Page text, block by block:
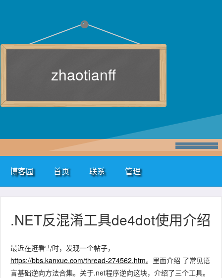
zhaotianff
博客园 首页 联系 管理
.NET反混淆工具de4dot使用介绍
最近在逛看雪时，发现一个帖子，
https://bbs.kanxue.com/thread-274562.htm。里面介绍 了常见语
言基础逆向方法合集。关于.net程序逆向这块，介绍了三个工具。